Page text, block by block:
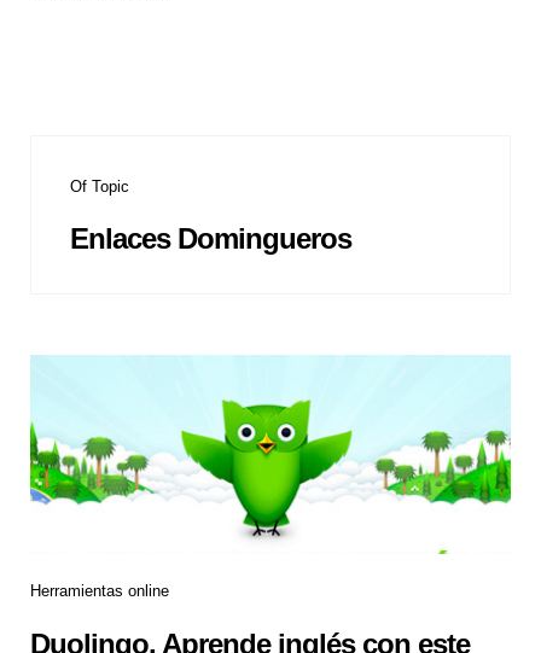
Of Topic
Enlaces Domingueros
Herramientas online
Duolingo. Aprende inglés con este